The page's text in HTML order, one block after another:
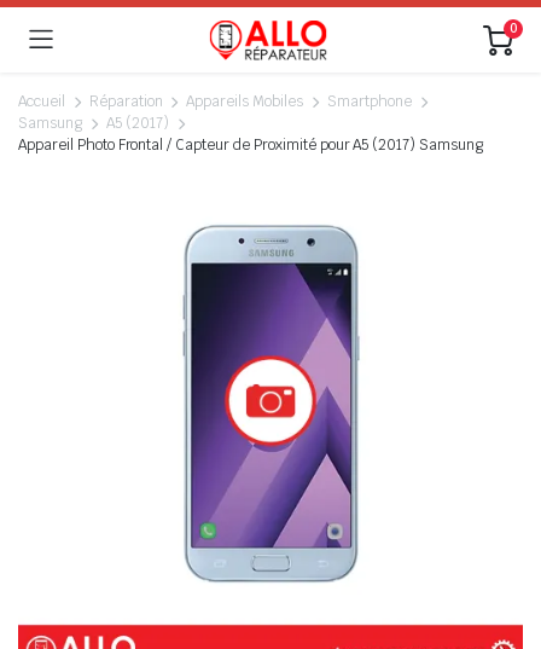
0
Accueil Réparation Appareils Mobiles
Smartphone
Samsung
A5 (2017)
Appareil Photo Frontal / Capteur de Proximité pour A5 (2017) Samsung